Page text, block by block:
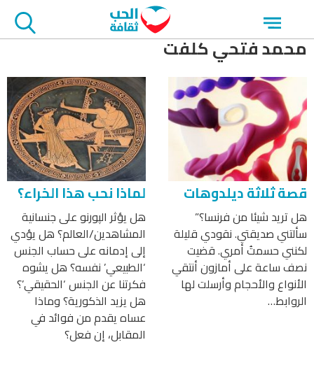
Open
menu
محمد فتحي كلفت
قصة ثلاثة ديلدوهات
هل تريد شيئا من فرنسا؟”
سألتني صديقتي. نقودي قليلة
لكنني حسمتُ أمري. قضيت
نصف ساعة على أمازون أنتقي
الأنواع والأحجام وأرسلت لها
الروابط…
لماذا نحب هذا الخراء؟
هل يؤثر الپورنو على جنسانية
المشاهدين/العالم؟ هل يؤدي
إلى إدمانه على حساب الجنس
‘الطبيعي’ نفسه؟ هل يشوه
فكرتنا عن الجنس ‘الحقيقي’؟
هل يزيد الذكورية؟ وماذا
عساه يقدم من فوائد في
المقابل، إن فعل؟